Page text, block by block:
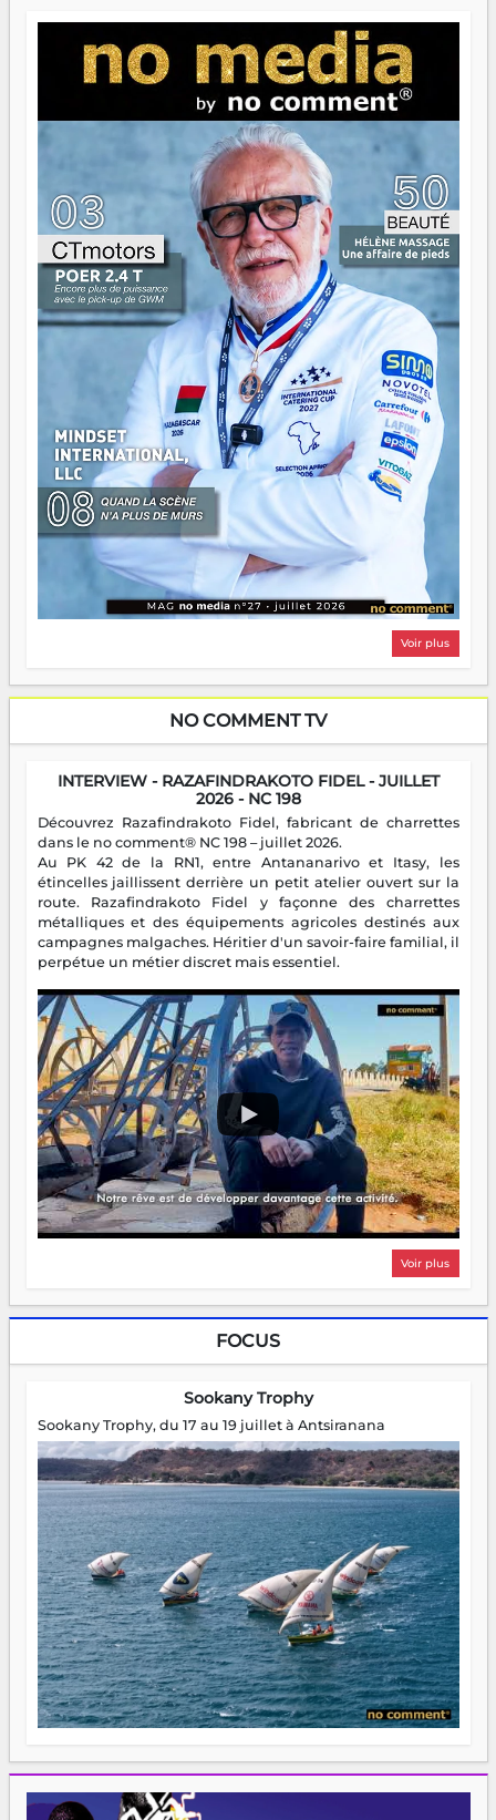
jeunes qui tiennent la torche. Alors oui, on pourrait
s'arrêter là, applaudir et rentrer chez soi satisfait. Mais ce
serait passer à côté d'une chose essentielle. La fougue, ça
brûle fort — et parfois, ça brûle vite. Une flamme sans
direction peut éclairer autant qu'elle peut consumer. C'est
là que les aînés entrent en scène — pas pour reprendre le
gouvernail, mais pour montrer où sont les récifs. Les jeunes
ont la force, les vieux ont l'expérience, comme on dit. Ce
n'est pas un combat de générations — c'est une question
d'équipage. Partagez vos réussites, mais aussi vos échecs.
Surtout vos échecs, d'ailleurs — ils enseignent mieux que
n'importe quel manuel. À Madagascar, la barque avance.
Il faut juste s'assurer que tout le monde rame dans le
même sens.
Voir plus
NO COMMENT TV
INTERVIEW - RAZAFINDRAKOTO FIDEL - JUILLET
2026 - NC 198
Découvrez Razafindrakoto Fidel, fabricant de charrettes
dans le no comment® NC 198 – juillet 2026.
Au PK 42 de la RN1, entre Antananarivo et Itasy, les
étincelles jaillissent derrière un petit atelier ouvert sur la
route. Razafindrakoto Fidel y façonne des charrettes
métalliques et des équipements agricoles destinés aux
campagnes malgaches. Héritier d'un savoir-faire familial, il
perpétue un métier discret mais essentiel.
Voir plus
FOCUS
Sookany Trophy
Sookany Trophy, du 17 au 19 juillet à Antsiranana